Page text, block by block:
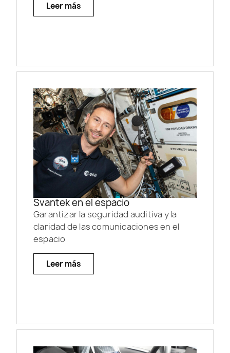
Leer más
Svantek en el espacio
Garantizar la seguridad auditiva y la
claridad de las comunicaciones en el
espacio
Leer más